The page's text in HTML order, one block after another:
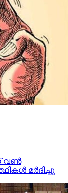
വണ്‍
മര്‍ദിച്ചു